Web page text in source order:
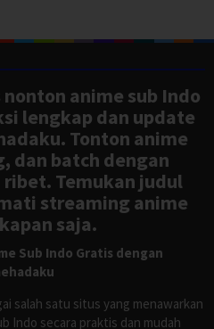
anime sub Indo
lengkap dan update
Tonton anime
dan batch dengan
Temukan judul
streaming anime
saja.
Sub Indo Gratis dengan
salah satu situs yang menawarkan
Indo secara praktis dan mudah